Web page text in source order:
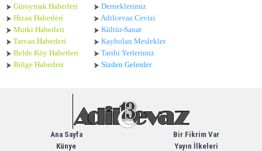
Güroymak Haberleri
Hizan Haberleri
Mutki Haberleri
Tatvan Haberleri
Belde Köy Haberleri
Bölge Haberleri
Derneklerimiz
Adilcevaz Cevizi
Kültür-Sanat
Kaybolan Meslekler
Tarihi Yerlerimiz
Sizden Gelenler
Ana Sayfa
Künye
Bir Fikrim Var
Yayın İlkeleri